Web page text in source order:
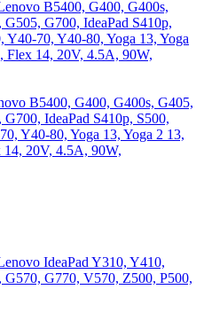
B5400, G400, G400s, G405,
IdeaPad S410p, S500,
Y40-80, Yoga 13, Yoga 2 13,
20V, 4.5A, 90W,